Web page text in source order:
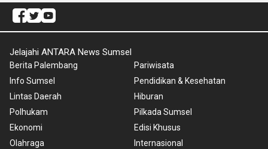
Jelajahi ANTARA News Sumsel
Berita Palembang
Info Sumsel
Lintas Daerah
Polhukam
Ekonomi
Olahraga
Pariwisata
Pendidikan & Kesehatan
Hiburan
Pilkada Sumsel
Edisi Khusus
Internasional